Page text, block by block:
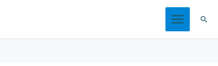
搜